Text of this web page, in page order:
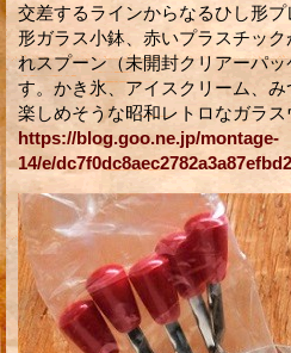
交差するラインからなるひし形
形ガラス小鉢、赤いプラスチッ
れスプーン（未開封クリアーパ
す。かき氷、アイスクリーム、
楽しめそうな昭和レトロなガラ
https://blog.goo.ne.jp/montage-
14/e/